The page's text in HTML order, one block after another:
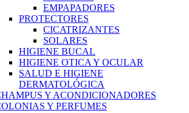
EMPAPADORES
PROTECTORES
CICATRIZANTES
SOLARES
HIGIENE BUCAL
HIGIENE OTICA Y OCULAR
SALUD E HIGIENE
DERMATOLÓGICA
Y ACONDICIONADORES
Y PERFUMES